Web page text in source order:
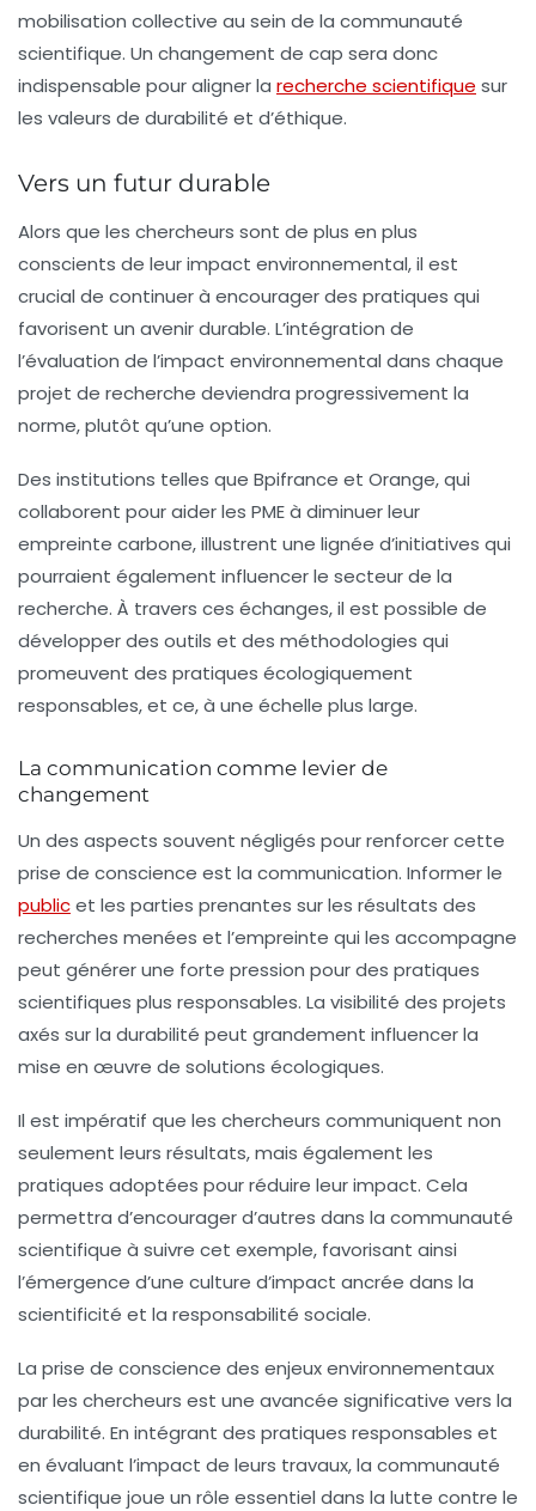
mobilisation collective au sein de la communauté
scientifique. Un changement de cap sera donc
indispensable pour aligner la recherche scientifique sur
les valeurs de durabilité et d’éthique.
Vers un futur durable
Alors que les chercheurs sont de plus en plus
conscients de leur impact environnemental, il est
crucial de continuer à encourager des pratiques qui
favorisent un avenir durable. L’intégration de
l’évaluation de l’impact environnemental dans chaque
projet de recherche deviendra progressivement la
norme, plutôt qu’une option.
Des institutions telles que Bpifrance et Orange, qui
collaborent pour aider les PME à diminuer leur
empreinte carbone, illustrent une lignée d’initiatives qui
pourraient également influencer le secteur de la
recherche. À travers ces échanges, il est possible de
développer des outils et des méthodologies qui
promeuvent des pratiques écologiquement
responsables, et ce, à une échelle plus large.
La communication comme levier de
changement
Un des aspects souvent négligés pour renforcer cette
prise de conscience est la communication. Informer le
publicet les parties prenantes sur les résultats des
recherches menées et l’empreinte qui les accompagne
peut générer une forte pression pour des pratiques
scientifiques plus responsables. La visibilité des projets
axés sur la durabilité peut grandement influencer la
mise en œuvre de solutions écologiques.
Il est impératif que les chercheurs communiquent non
seulement leurs résultats, mais également les
pratiques adoptées pour réduire leur impact. Cela
permettra d’encourager d’autres dans la communauté
scientifique à suivre cet exemple, favorisant ainsi
l’émergence d’une culture d’impact ancrée dans la
scientificité et la responsabilité sociale.
La prise de conscience des enjeux environnementaux
par les chercheurs est une avancée significative vers la
durabilité. En intégrant des pratiques responsables et
en évaluant l’impact de leurs travaux, la communauté
scientifique joue un rôle essentiel dans la lutte contre le